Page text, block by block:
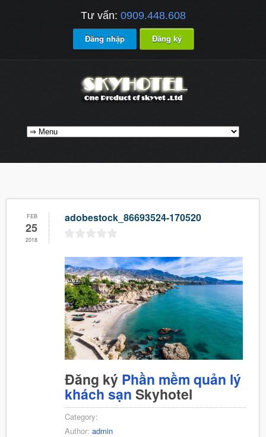
Tư vấn: 0909.448.608
Đăng nhập Đăng ký
FEB
25
2018
adobestock_86693524-170520
Đăng ký Phần mềm quản lý
khách sạn Skyhotel
Category:
Author: admin